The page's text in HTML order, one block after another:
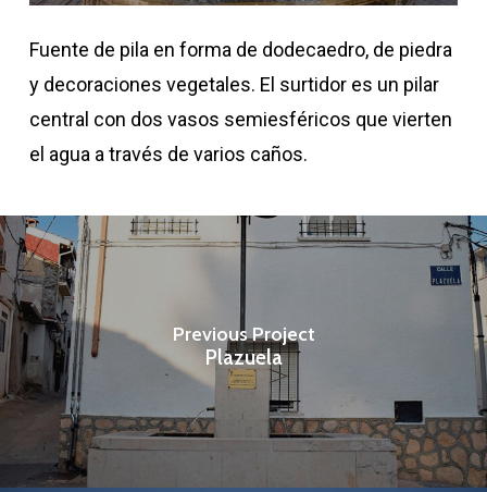
Fuente de pila en forma de dodecaedro, de piedra
y decoraciones vegetales. El surtidor es un pilar
central con dos vasos semiesféricos que vierten
el agua a través de varios caños.
Previous Project
Plazuela